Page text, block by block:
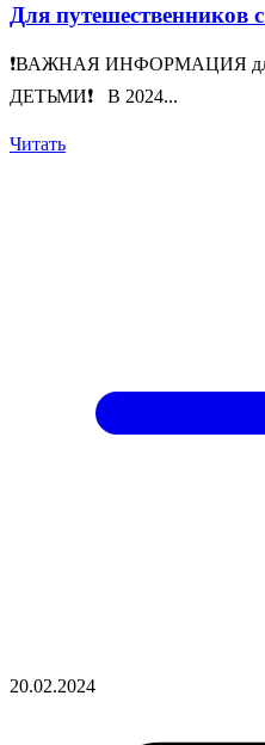
Для путешественников
❗️ВАЖНАЯ ИНФОРМАЦИЯ для
ДЕТЬМИ❗️ В 2024...
Читать
20.02.2024